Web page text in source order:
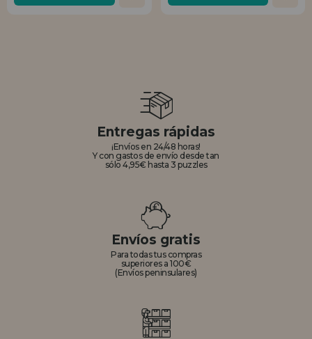
Entregas rápidas
¡Envíos en 24/48 horas!
Y con gastos de envío desde tan
sólo 4,95€ hasta 3 puzzles
Envíos gratis
Para todas tus compras
superiores a 100€
(Envíos peninsulares)